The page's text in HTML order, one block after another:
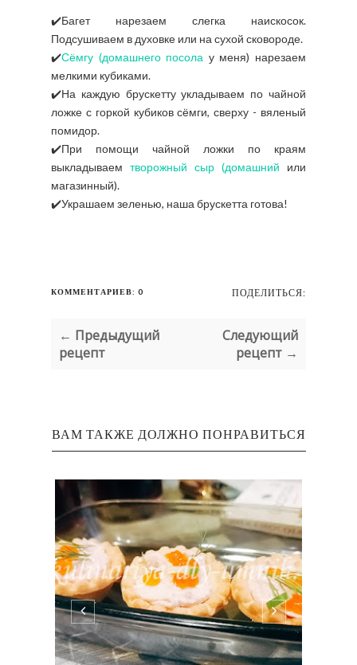
✔️Багет нарезаем слегка наискосок.
Подсушиваем в духовке или на сухой сковороде.
✔️Сёмгу (домашнего посола у меня) нарезаем
мелкими кубиками.
✔️На каждую брускетту укладываем по чайной
ложке с горкой кубиков сёмги, сверху - вяленый
помидор.
✔️При помощи чайной ложки по краям
выкладываем творожный сыр (домашний или
магазинный).
✔️Украшаем зеленью, наша брускетта готова!
КОММЕНТАРИЕВ: 0 ПОДЕЛИТЬСЯ:
← Предыдущий
рецепт
Следующий
рецепт →
ВАМ ТАКЖЕ ДОЛЖНО ПОНРАВИТЬСЯ